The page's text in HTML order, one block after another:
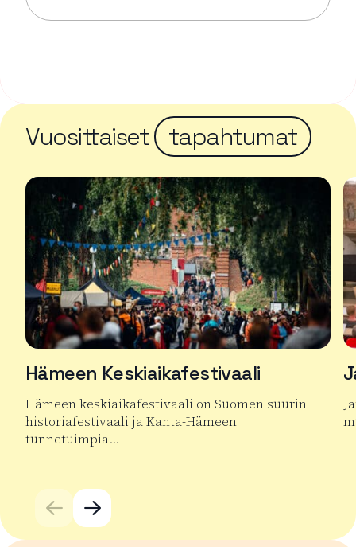
Lue lisää tapahtumasta Hattulan SPR Terveyspiste
Vuosittaiset tapahtumat
Hämeen Keskiaikafestivaali
Hämeen keskiaikafestivaali on Suomen suurin
historiafestivaali ja Kanta-Hämeen
tunnetuimpia…